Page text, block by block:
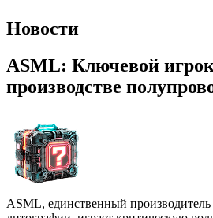
Новости
ASML: Ключевой
производстве
ASML, единственный